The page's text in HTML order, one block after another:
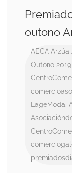
outono
AECA Arzúa
Outono 2019
LageModa.